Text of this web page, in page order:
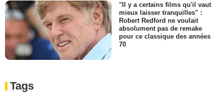
"Il y a certains films qu'il vaut
mieux laisser tranquilles" :
Robert Redford ne voulait
absolument pas de remake
pour ce classique des années
70
Tags